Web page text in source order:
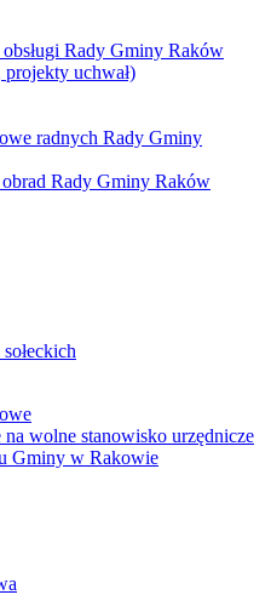
Rady Gminy Raków
projekty uchwał)
radnych Rady Gminy
Rady Gminy Raków
na wolne stanowisko urzędnicze
Gminy w Rakowie